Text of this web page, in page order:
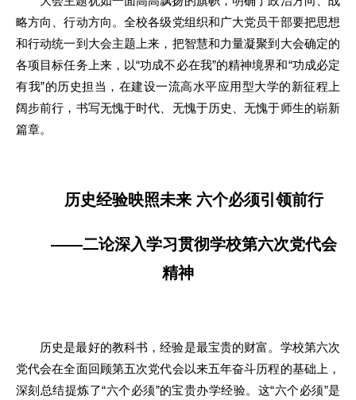
略方向、行动方向。全校各级党组织和广大党员干部要把思想
和行动统一到大会主题上来，把智慧和力量凝聚到大会确定的
各项目标任务上来，以“功成不必在我”的精神境界和“功成必定
有我”的历史担当，在建设一流高水平应用型大学的新征程上
阔步前行，书写无愧于时代、无愧于历史、无愧于师生的崭新
篇章。
历史经验映照未来 六个必须引领前行
——二论深入学习贯彻学校第六次党代会
精神
历史是最好的教科书，经验是最宝贵的财富。学校第六次
党代会在全面回顾第五次党代会以来五年奋斗历程的基础上，
深刻总结提炼了“六个必须”的宝贵办学经验。这“六个必须”是